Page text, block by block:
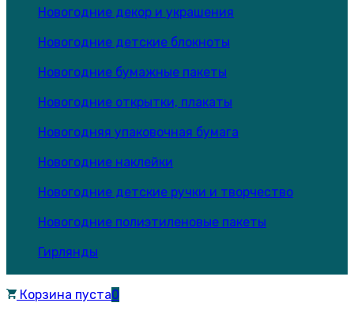
Новогодние декор и украшения
Новогодние детские блокноты
Новогодние бумажные пакеты
Новогодние открытки, плакаты
Новогодняя упаковочная бумага
Новогодние наклейки
Новогодние детские ручки и творчество
Новогодние полиэтиленовые пакеты
Гирлянды
Корзина пуста0